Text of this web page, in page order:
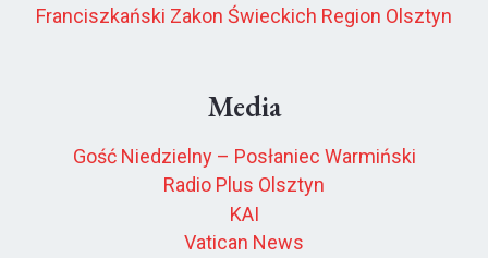
Franciszkański Zakon Świeckich Region Olsztyn
Media
Gość Niedzielny – Posłaniec Warmiński
Radio Plus Olsztyn
KAI
Vatican News